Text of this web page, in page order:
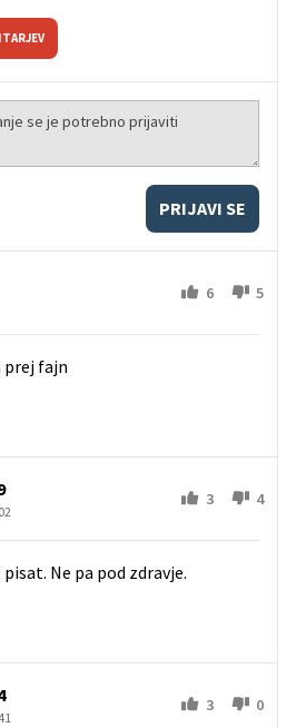
PRIJAVI SE
6 5
prej fajn
3 4
Ne pa pod zdravje.
3 0